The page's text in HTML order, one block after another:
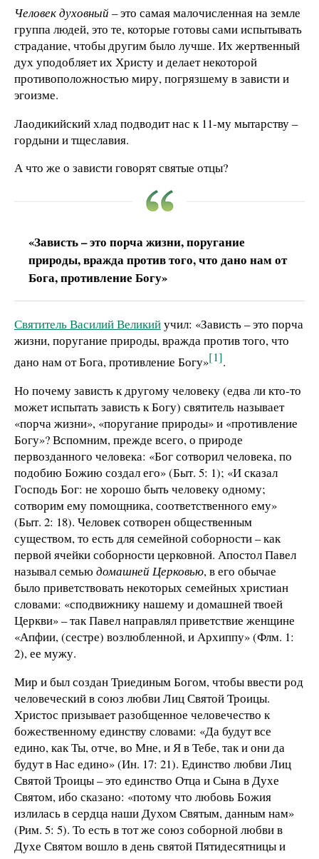
Человек духовный– это самая малочисленная на земле
группа людей, это те, которые готовы сами испытывать
страдание, чтобы другим было лучше. Их жертвенный
дух уподобляет их Христу и делает некоторой
противоположностью миру, погрязшему в зависти и
эгоизме.
Лаодикийский хлад подводит нас к 11-му мытарству –
гордыни и тщеславия.
А что же о зависти говорят святые отцы?
«Зависть – это порча жизни, поругание
природы, вражда против того, что дано нам от
Бога, противление Богу»
Святитель Василий Великийучил: «Зависть – это порча
жизни, поругание природы, вражда против того, что
дано нам от Бога, противление Богу»[1].
Но почему зависть к другому человеку (едва ли кто-то
может испытать зависть к Богу) святитель называет
«порча жизни», «поругание природы» и «противление
Богу»? Вспомним, прежде всего, о природе
первозданного человека: «Бог сотворил человека, по
подобию Божию создал его» (Быт. 5: 1); «И сказал
Господь Бог: не хорошо быть человеку одному;
сотворим ему помощника, соответственного ему»
(Быт. 2: 18). Человек сотворен общественным
существом, то есть для семейной соборности – как
первой ячейки соборности церковной. Апостол Павел
называл семью домашней Церковью, в его обычае
было приветствовать некоторых семейных христиан
словами: «сподвижнику нашему и домашней твоей
Церкви» – так Павел направлял приветствие женщине
«Апфии, (сестре) возлюбленной, и Архиппу» (Флм. 1:
2), ее мужу.
Мир и был создан Триединым Богом, чтобы ввести род
человеческий в союз любви Лиц Святой Троицы.
Христос призывает разобщенное человечество к
божественному единству словами: «Да будут все
едино, как Ты, отче, во Мне, и Я в Тебе, так и они да
будут в Нас едино» (Ин. 17: 21). Единство любви Лиц
Святой Троицы – это единство Отца и Сына в Духе
Святом, ибо сказано: «потому что любовь Божия
излилась в сердца наши Духом Святым, данным нам»
(Рим. 5: 5). То есть в тот же союз соборной любви в
Духе Святом вошло в день святой Пятидесятницы и